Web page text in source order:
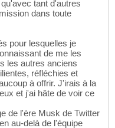
tant d'autres
dans toute
pour lesquelles je
de me les
les autres anciens
réfléchies et
à offrir. J'irais à la
et j'ai hâte de voir ce
de l'ère Musk de Twitter
au-delà de l'équipe